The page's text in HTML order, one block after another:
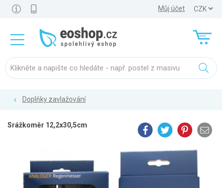
Můj účet
Doplňky zavlažování
Srážkoměr 12,2x30,5cm